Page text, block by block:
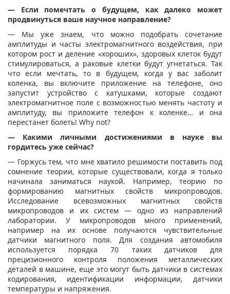
— Если помечтать о будущем, как далеко может
продвинуться ваше научное направление?
— Мы уже знаем, что можно подобрать сочетание
амплитуды и часты электромагнитного воздействия, при
котором рост и деление «хороших», здоровых клеток будут
стимулироваться, а раковые клетки будут угнетаться. Так
что если мечтать, то в будущем, когда у вас заболит
коленка, вы включите приложение на телефоне, оно
запустит устройство с катушками, которые создают
электромагнитное поле с возможностью менять частоту и
амплитуду, вы приложите телефон к коленке… и она
перестанет болеть! Why not?
— Какими личными достижениями в науке вы
гордитесь уже сейчас?
— Горжусь тем, что мне хватило решимости поставить под
сомнение теории, которые существовали, когда я только
начинала заниматься наукой. Например, теорию по
формированию магнитных свойств микропроводов.
Исследование всевозможных магнитных свойств
микропроводов и их систем — одно из направлений
лаборатории. У микропроводов много применений,
например на их основе получаются чувствительные
датчики магнитного поля. Для создания автомобиля
используется порядка 70 таких датчиков для
прецизионного контроля положения металлических
деталей в машине, еще это могут быть датчики в системах
кодирования, идентификации информации, датчики
температуры и напряжения.